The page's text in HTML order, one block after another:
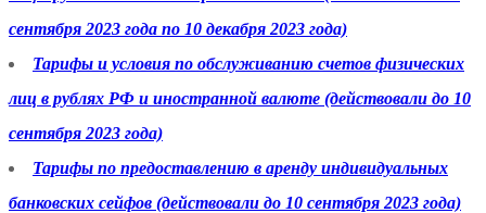
сентября 2023 года по 10 декабря 2023 года)
Тарифы и условия по обслуживанию счетов физических
лиц в рублях РФ и иностранной валюте (действовали до 10
сентября 2023 года)
Тарифы по предоставлению в аренду индивидуальных
банковских сейфов (действовали до 10 сентября 2023 года)